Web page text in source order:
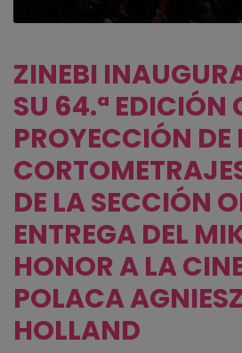
ZINEBI
SU 64.ª EDICIÓN
PROYECCIÓN DE
DE LA SECCIÓN
ENTREGA DEL
HONOR A LA
POLACA
HOLLAND